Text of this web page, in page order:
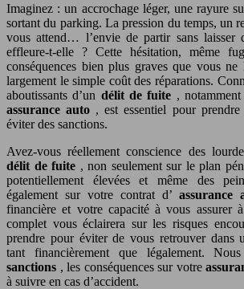
Imaginez : un accrochage léger, une rayure
sortant du parking. La pression du temps, un
vous attend… l’envie de partir sans laisser
effleure-t-elle ? Cette hésitation, même
conséquences bien plus graves que vous ne
largement le simple coût des réparations.
aboutissants d’un délit de fuite ,
assurance auto , est essentiel pour
éviter des sanctions.
Avez-vous réellement conscience des
délit de fuite , non seulement sur le plan
potentiellement élevées et même des
également sur votre contrat d’ assurance
financière et votre capacité à vous assurer
complet vous éclairera sur les risques
prendre pour éviter de vous retrouver dans
tant financièrement que légalement.
sanctions , les conséquences sur votre
à suivre en cas d’accident.